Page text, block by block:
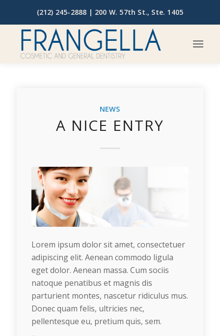
(212) 245-2888 | 200 W. 57th St., Ste. 1405
NEWS
A NICE ENTRY
Lorem ipsum dolor sit amet, consectetuer
adipiscing elit. Aenean commodo ligula
eget dolor. Aenean massa. Cum sociis
natoque penatibus et magnis dis
parturient montes, nascetur ridiculus mus.
Donec quam felis, ultricies nec,
pellentesque eu, pretium quis, sem.